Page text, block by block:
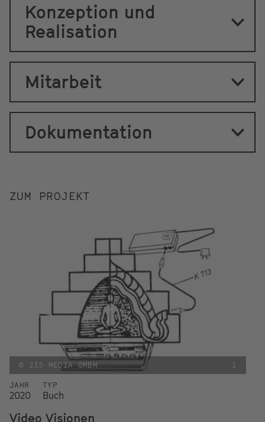
Konzeption und
Realisation
Mitarbeit
Dokumentation
ZUM PROJEKT
© 235 MEDIA GMBH i
JAHR
2020
TYP
Buch
Video Visionen